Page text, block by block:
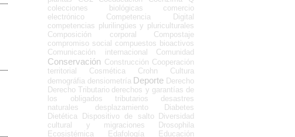
colecciones biológicas
comercio
electrónico
Competencia Digital
competencias plurilingües y pluriculturales
Composición corporal
Compostaje
compromiso social compuestos bioactivos
Comunicación internacional
Comunidad
Conservación Construcción Cooperación
territorial
Cosmética Crohn
Cultura
demográfia densiometría Deporte Derecho
Derecho Tributario derechos y garantías de
los obligados tributarios
desastres
naturales
desplazamiento
Diabetes
Dietética
Dispositivo de salto
Diversidad
cultural y migraciones
Drosophila
Ecosistémica
Edafología
Educación